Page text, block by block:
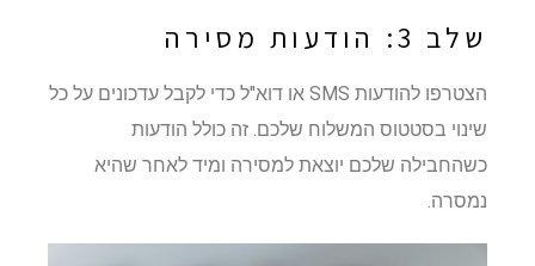
שלב 3: הודעות מסירה
הצטרפו להודעות SMS או דוא"ל כדי לקבל עדכונים על כל
שינוי בסטטוס המשלוח שלכם. זה כולל הודעות
כשהחבילה שלכם יוצאת למסירה ומיד לאחר שהיא
נמסרה.